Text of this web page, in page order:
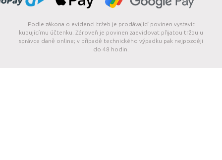
Podle zákona o evidenci tržeb je prodávající povinen vystavit
kupujícímu účtenku. Zároveň je povinen zaevidovat přijatou tržbu u
správce daně online; v případě technického výpadku pak nejpozději
do 48 hodin.